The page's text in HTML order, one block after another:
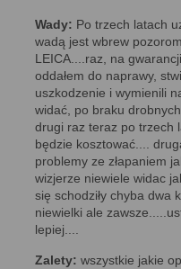
Wady: Po trzech latach
wadą jest wbrew
LEICA....raz, na
oddałem do naprawy,
uszkodzenie i wymienili
widać, po braku
drugi raz teraz po trzech
będzie kosztować....
problemy ze złapaniem
wizjerze niewiele widac
się schodziły chyba dwa
niewielki ale
lepiej....
Zalety: wszystkie jakie